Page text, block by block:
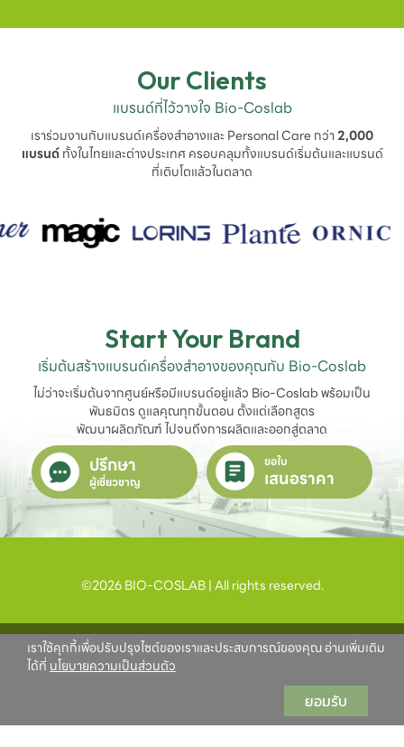
Our Clients
แบรนด์ที่ไว้วางใจ Bio-Coslab
เราร่วมงานกับแบรนด์เครื่องสำอางและ Personal Care กว่า2,000
แบรนด์ทั้งในไทยและต่างประเทศ ครอบคลุมทั้งแบรนด์เริ่มต้นและแบรนด์
ที่เติบโตแล้วในตลาด
Start Your Brand
เริ่มต้นสร้างแบรนด์เครื่องสำอางของคุณกับ Bio-Coslab
ไม่ว่าจะเริ่มต้นจากศูนย์หรือมีแบรนด์อยู่แล้ว Bio-Coslab พร้อมเป็น
พันธมิตร ดูแลคุณทุกขั้นตอน ตั้งแต่เลือกสูตร
พัฒนาผลิตภัณฑ์ ไปจนถึงการผลิตและออกสู่ตลาด
ปรึกษา
ผู้เชี่ยวชาญ
ขอใบ
เสนอราคา
©2026 BIO-COSLAB | All rights reserved.
เราใช้คุกกี้เพื่อปรับปรุงไซต์ของเราและประสบการณ์ของคุณ อ่านเพิ่มเติม
ได้ที่ นโยบายความเป็นส่วนตัว
ยอมรับ